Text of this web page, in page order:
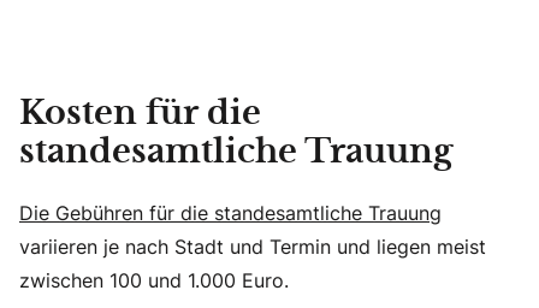
Kosten für die
standesamtliche Trauung
Die Gebühren für die standesamtliche Trauung
variieren je nach Stadt und Termin und liegen meist
zwischen 100 und 1.000 Euro.